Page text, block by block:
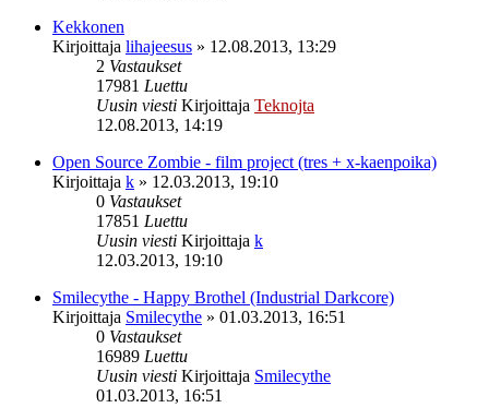
Kekkonen
Kirjoittaja lihajeesus » 12.08.2013, 13:29
2 Vastaukset
17981 Luettu
Uusin viesti Kirjoittaja Teknojta
12.08.2013, 14:19
Open Source Zombie - film project (tres + x-kaenpoika)
Kirjoittaja k » 12.03.2013, 19:10
0 Vastaukset
17851 Luettu
Uusin viesti Kirjoittaja k
12.03.2013, 19:10
Smilecythe - Happy Brothel (Industrial Darkcore)
Kirjoittaja Smilecythe » 01.03.2013, 16:51
0 Vastaukset
16989 Luettu
Uusin viesti Kirjoittaja Smilecythe
01.03.2013, 16:51